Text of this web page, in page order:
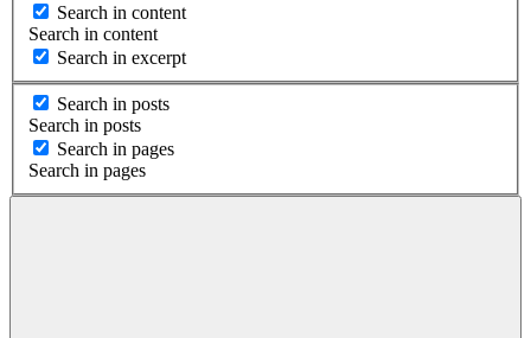
Search in content
Search in content
Search in excerpt
Search in posts
Search in posts
Search in pages
Search in pages